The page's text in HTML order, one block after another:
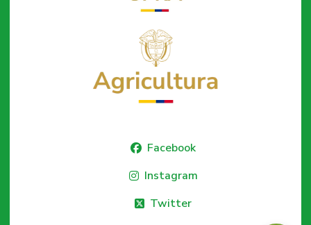
Facebook
Instagram
Twitter